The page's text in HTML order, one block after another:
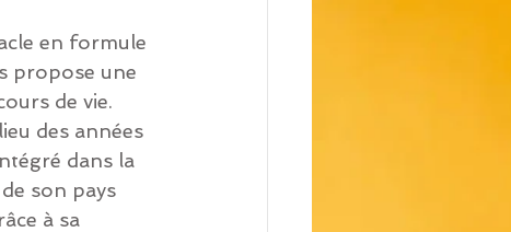
en formule
propose une
de vie.
des années
dans la
son pays
à sa